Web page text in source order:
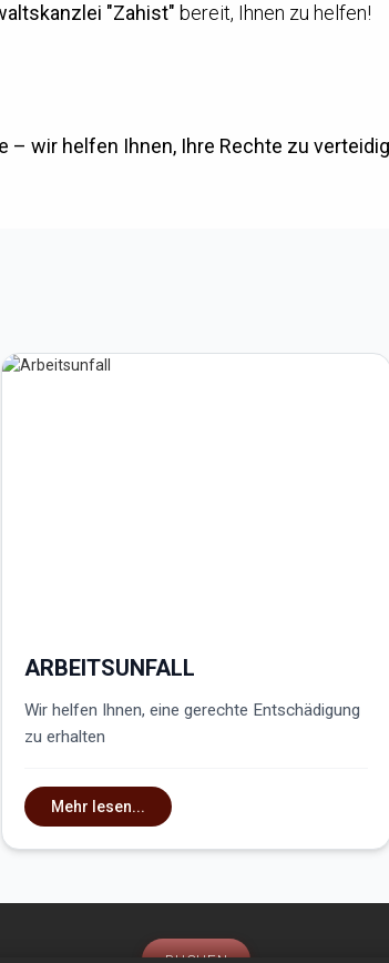
"Zahist" bereit, Ihnen zu helfen!
– wir helfen Ihnen, Ihre Rechte zu
ARBEITSUNFALL
Wir helfen Ihnen, eine gerechte Entschädigung
zu erhalten
Mehr lesen...
BUCHEN